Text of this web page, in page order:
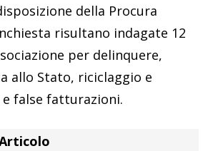
della Procura
risultano indagate 12
per delinquere,
allo Stato, riciclaggio e
false fatturazioni.